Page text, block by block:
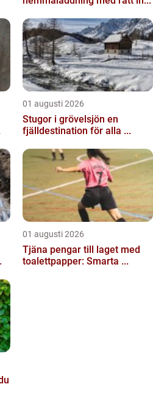
01 augusti 2026
Stugor i grövelsjön en
fjälldestination för alla ...
01 augusti 2026
Tjäna pengar till laget med
toalettpapper: Smarta ...